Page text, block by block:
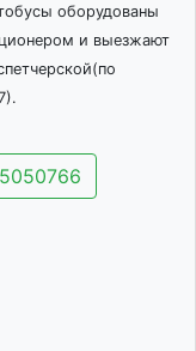
оборудованы
и выезжают